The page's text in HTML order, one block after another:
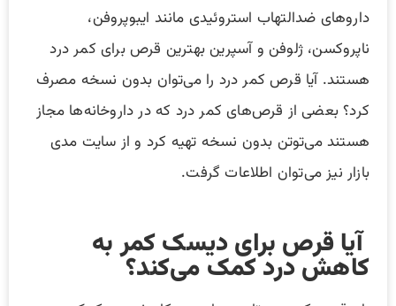
داروهای ضدالتهاب استروئیدی مانند ایبوپروفن،
ناپروکسن، ژلوفن و آسپرین بهترین قرص برای کمر درد
هستند. آیا قرص کمر درد را می‌توان بدون نسخه مصرف
کرد؟ بعضی از قرص‌های کمر درد که در داروخانه‌ها مجاز
هستند می‌توتن بدون نسخه تهیه کرد و از سایت مدی
بازار نیز می‌توان اطلاعات گرفت.
آیا قرص برای دیسک کمر به
کاهش درد کمک می‌کند؟